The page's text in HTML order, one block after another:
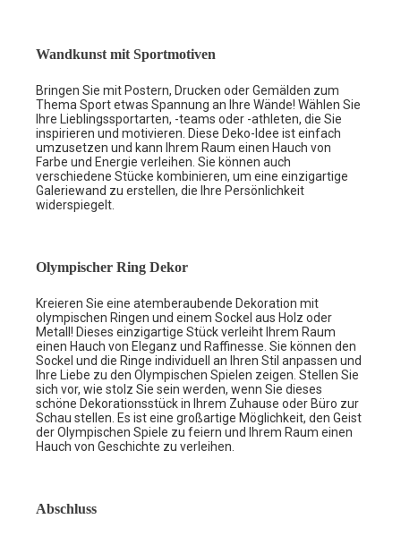
Wandkunst mit Sportmotiven
Bringen Sie mit Postern, Drucken oder Gemälden zum
Thema Sport etwas Spannung an Ihre Wände! Wählen Sie
Ihre Lieblingssportarten, -teams oder -athleten, die Sie
inspirieren und motivieren. Diese Deko-Idee ist einfach
umzusetzen und kann Ihrem Raum einen Hauch von
Farbe und Energie verleihen. Sie können auch
verschiedene Stücke kombinieren, um eine einzigartige
Galeriewand zu erstellen, die Ihre Persönlichkeit
widerspiegelt.
Olympischer Ring Dekor
Kreieren Sie eine atemberaubende Dekoration mit
olympischen Ringen und einem Sockel aus Holz oder
Metall! Dieses einzigartige Stück verleiht Ihrem Raum
einen Hauch von Eleganz und Raffinesse. Sie können den
Sockel und die Ringe individuell an Ihren Stil anpassen und
Ihre Liebe zu den Olympischen Spielen zeigen. Stellen Sie
sich vor, wie stolz Sie sein werden, wenn Sie dieses
schöne Dekorationsstück in Ihrem Zuhause oder Büro zur
Schau stellen. Es ist eine großartige Möglichkeit, den Geist
der Olympischen Spiele zu feiern und Ihrem Raum einen
Hauch von Geschichte zu verleihen.
Abschluss